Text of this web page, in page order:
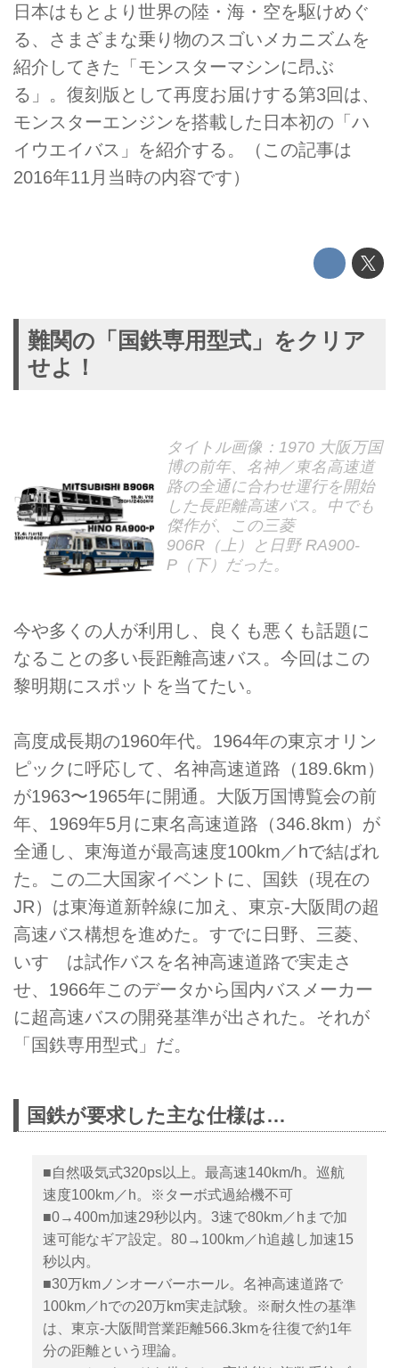
日本はもとより世界の陸・海・空を駆けめぐ
る、さまざまな乗り物のスゴいメカニズムを
紹介してきた「モンスターマシンに昂ぶ
る」。復刻版として再度お届けする第3回は、
モンスターエンジンを搭載した日本初の「ハ
イウエイバス」を紹介する。（この記事は
2016年11月当時の内容です）
難関の「国鉄専用型式」をクリア
せよ！
タイトル画像：1970 大阪万国
博の前年、名神／東名高速道
路の全通に合わせ運行を開始
した長距離高速バス。中でも
傑作が、この三菱
906R（上）と日野 RA900-
P（下）だった。
今や多くの人が利用し、良くも悪くも話題に
なることの多い長距離高速バス。今回はこの
黎明期にスポットを当てたい。
高度成長期の1960年代。1964年の東京オリン
ピックに呼応して、名神高速道路（189.6km）
が1963〜1965年に開通。大阪万国博覧会の前
年、1969年5月に東名高速道路（346.8km）が
全通し、東海道が最高速度100km／hで結ばれ
た。この二大国家イベントに、国鉄（現在の
JR）は東海道新幹線に加え、東京-大阪間の超
高速バス構想を進めた。すでに日野、三菱、
いすゞは試作バスを名神高速道路で実走さ
せ、1966年このデータから国内バスメーカー
に超高速バスの開発基準が出された。それが
「国鉄専用型式」だ。
国鉄が要求した主な仕様は…
■自然吸気式320ps以上。最高速140km/h。巡航
速度100km／h。※ターボ式過給機不可
■0→400m加速29秒以内。3速で80km／hまで加
速可能なギア設定。80→100km／h追越し加速15
秒以内。
■30万kmノンオーバーホール。名神高速道路で
100km／hでの20万km実走試験。※耐久性の基準
は、東京-大阪間営業距離566.3kmを往復で約1年
分の距離という理論。